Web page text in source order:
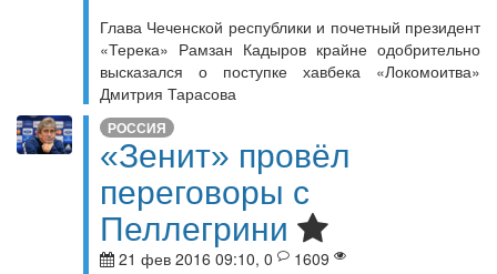
Глава Чеченской республики и почетный президент
«Терека» Рамзан Кадыров крайне одобрительно
высказался о поступке хавбека «Локомоитва»
Дмитрия Тарасова
РОССИЯ
«Зенит» провёл
переговоры с
Пеллегрини
21 фев 2016 09:10, 0
1609